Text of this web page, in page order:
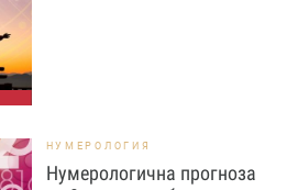
НУМЕРОЛОГИЯ
Нумерологична прогноза